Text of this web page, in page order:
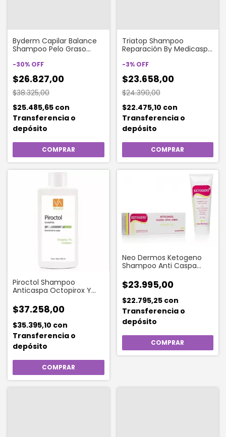
Byderm Capilar Balance
Shampoo Pelo Graso
-30% OFF
$26.827,00
$38.325,00
$25.485,65 con
Transferencia o
depósito
Triatop Shampoo
Reparación By Medicasp
-3% OFF
$23.658,00
$24.390,00
$22.475,10 con
Transferencia o
depósito
Piroctol Shampoo
Anticaspa Octopirox Y
$37.258,00
$35.395,10 con
Transferencia o
depósito
Neo Dermos Ketogeno
Shampoo Anti Caspa
$23.995,00
$22.795,25 con
Transferencia o
depósito